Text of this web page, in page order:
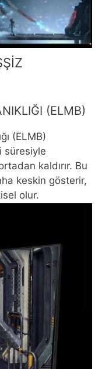
(ELMB)
(ELMB)
süresiyle
kaldırır. Bu
keskin gösterir,
olur.